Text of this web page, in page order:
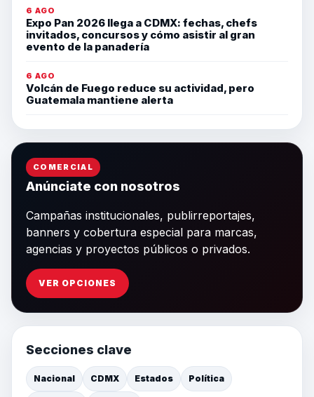
6 AGO
Expo Pan 2026 llega a CDMX: fechas, chefs
invitados, concursos y cómo asistir al gran
evento de la panadería
6 AGO
Volcán de Fuego reduce su actividad, pero
Guatemala mantiene alerta
COMERCIAL
Anúnciate con nosotros
Campañas institucionales, publirreportajes,
banners y cobertura especial para marcas,
agencias y proyectos públicos o privados.
VER OPCIONES
Secciones clave
Nacional CDMX Estados Política